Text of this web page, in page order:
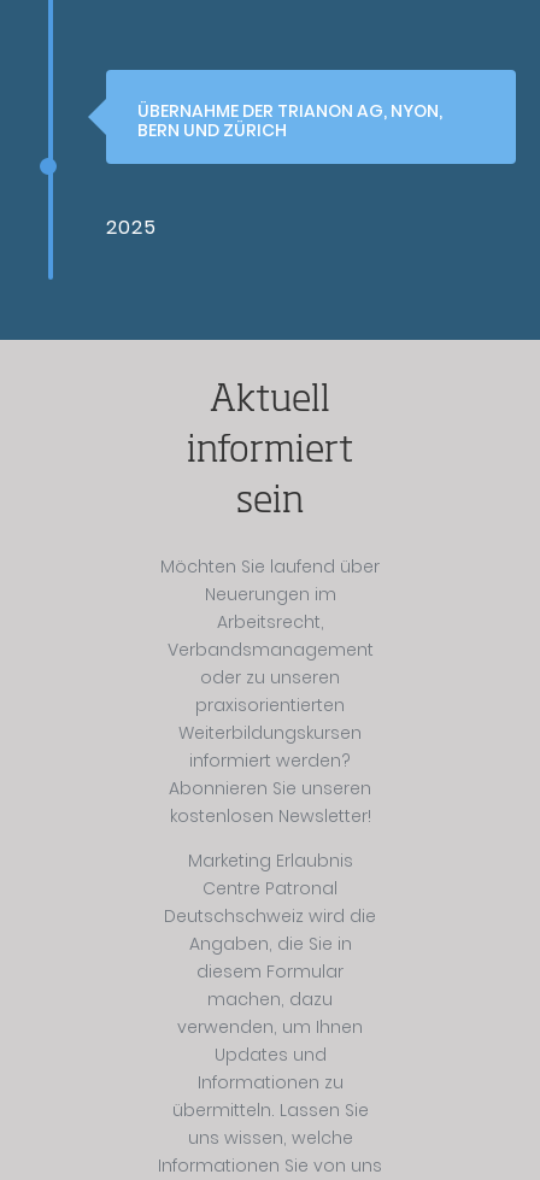
ÜBERNAHME DER TRIANON AG, NYON,
BERN UND ZÜRICH
2025
Aktuell
informiert
sein
Möchten Sie laufend über
Neuerungen im
Arbeitsrecht,
Verbandsmanagement
oder zu unseren
praxisorientierten
Weiterbildungskursen
informiert werden?
Abonnieren Sie unseren
kostenlosen Newsletter!
Marketing Erlaubnis
Centre Patronal
Deutschschweiz wird die
Angaben, die Sie in
diesem Formular
machen, dazu
verwenden, um Ihnen
Updates und
Informationen zu
übermitteln. Lassen Sie
uns wissen, welche
Informationen Sie von uns